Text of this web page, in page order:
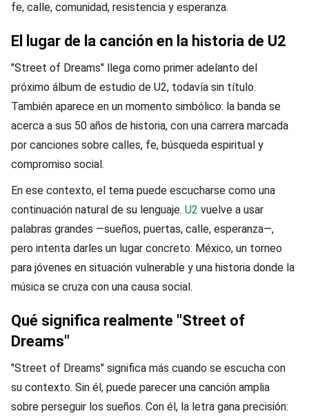
fe, calle, comunidad, resistencia y esperanza.
El lugar de la canción en la historia de U2
"Street of Dreams" llega como primer adelanto del
próximo álbum de estudio de U2, todavía sin título.
También aparece en un momento simbólico: la banda se
acerca a sus 50 años de historia, con una carrera marcada
por canciones sobre calles, fe, búsqueda espiritual y
compromiso social.
En ese contexto, el tema puede escucharse como una
continuación natural de su lenguaje. U2 vuelve a usar
palabras grandes —sueños, puertas, calle, esperanza—,
pero intenta darles un lugar concreto: México, un torneo
para jóvenes en situación vulnerable y una historia donde la
música se cruza con una causa social.
Qué significa realmente "Street of
Dreams"
"Street of Dreams" significa más cuando se escucha con
su contexto. Sin él, puede parecer una canción amplia
sobre perseguir los sueños. Con él, la letra gana precisión: